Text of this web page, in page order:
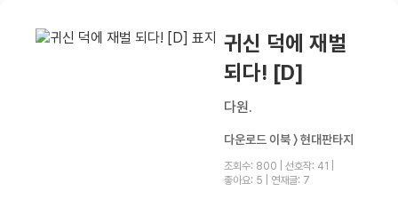
귀신 덕에 재벌
되다! [D]
다원.
다운로드 이북 〉 현대판타지
조회수: 800 선호작: 41
좋아요: 5
연재글: 7